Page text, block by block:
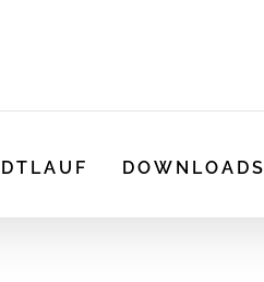
DOWNLOADS